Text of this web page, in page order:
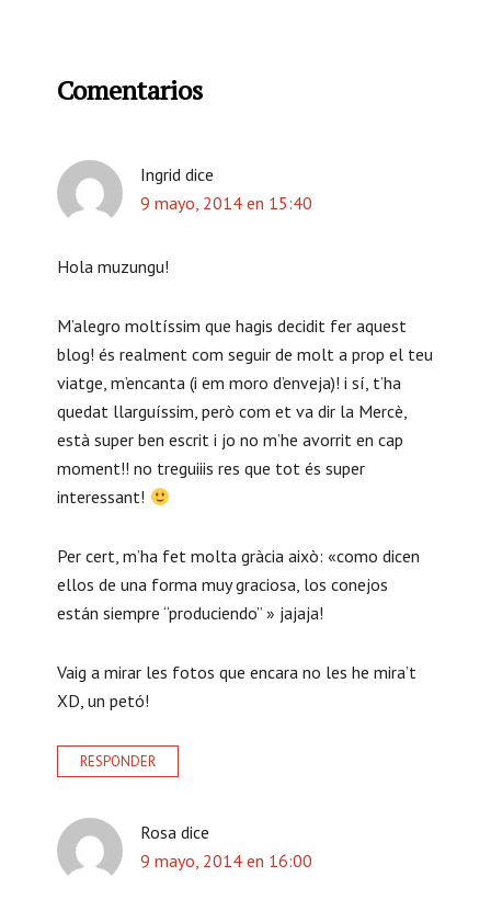
Comentarios
Ingrid dice
9 mayo, 2014 en 15:40
Hola muzungu!
M’alegro moltíssim que hagis decidit fer aquest
blog! és realment com seguir de molt a prop el teu
viatge, m’encanta (i em moro d’enveja)! i sí, t’ha
quedat llarguíssim, però com et va dir la Mercè,
està super ben escrit i jo no m’he avorrit en cap
moment!! no treguiiis res que tot és super
interessant!
Per cert, m’ha fet molta gràcia això: «como dicen
ellos de una forma muy graciosa, los conejos
están siempre “produciendo” » jajaja!
Vaig a mirar les fotos que encara no les he mira’t
XD, un petó!
RESPONDER
Rosa dice
9 mayo, 2014 en 16:00